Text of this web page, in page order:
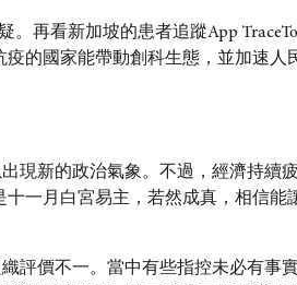
再看新加坡的患者追蹤App
的國家能帶動創科生態，並加速人
現新的政治氣象。不過，經濟持續
一月白宮易主，若然成真，相信能
評價不一。當中有些指控未必有事